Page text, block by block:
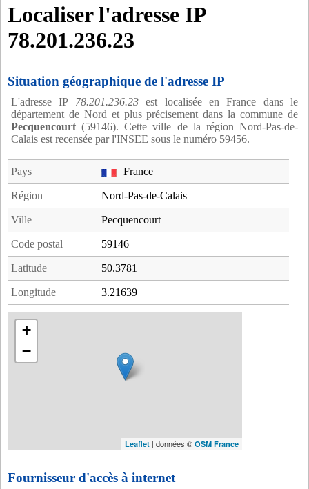
Localiser l'adresse IP
78.201.236.23
Situation géographique de l'adresse IP
L'adresse IP 78.201.236.23est localisée en France dans le
département de Nord et plus précisement dans la commune de
Pecquencourt(59146). Cette ville de la région Nord-Pas-de-
Calais est recensée par l'INSEE sous le numéro 59456.
Pays France
Région Nord-Pas-de-Calais
Ville Pecquencourt
Code postal 59146
Latitude 50.3781
Longitude 3.21639
+
−
Leaflet | données © OSM France
Fournisseur d'accès à internet